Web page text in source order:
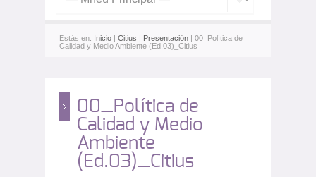
Estás en: Inicio | Citius | Presentación | 00_Política de
Calidad y Medio Ambiente (Ed.03)_Citius
00_Política de
Calidad y Medio
Ambiente
(Ed.03)_Citius